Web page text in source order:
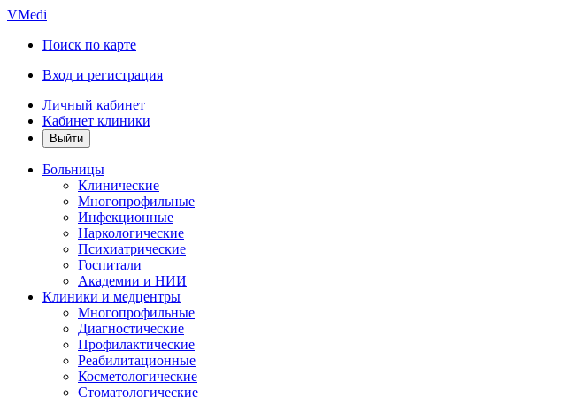
VMedi
Поиск по карте
Вход и регистрация
Личный кабинет
Кабинет клиники
Больницы
Клинические
Многопрофильные
Инфекционные
Наркологические
Психиатрические
Госпитали
Академии и НИИ
Клиники и медцентры
Многопрофильные
Диагностические
Профилактические
Реабилитационные
Косметологические
Стоматологические